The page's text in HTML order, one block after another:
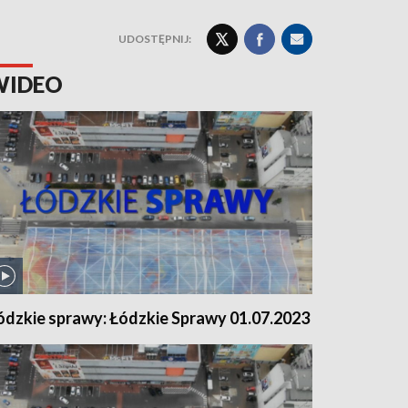
UDOSTĘPNIJ:
sprawy: Łódzkie Sprawy 01.07.2023